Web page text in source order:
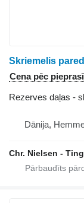
Skriemelis
Cena pēc
Rezerves daļas -
Dānija,
Chr. Nielsen -